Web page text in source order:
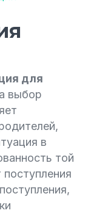
для
выбор
в
той